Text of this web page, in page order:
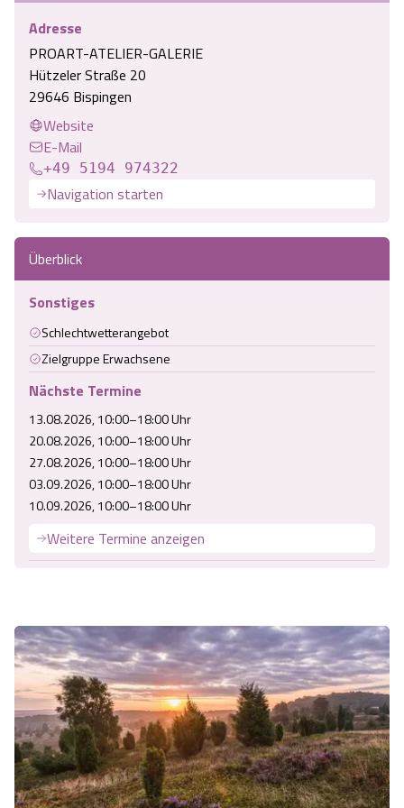
Adresse
PROART-ATELIER-GALERIE
Hützeler Straße 20
29646 Bispingen
Website
E-Mail
+49 5194 974322
Navigation starten
Überblick
Sonstiges
Schlechtwetterangebot
Zielgruppe Erwachsene
Nächste Termine
13.08.2026, 10:00–18:00 Uhr
20.08.2026, 10:00–18:00 Uhr
27.08.2026, 10:00–18:00 Uhr
03.09.2026, 10:00–18:00 Uhr
10.09.2026, 10:00–18:00 Uhr
Weitere Termine anzeigen